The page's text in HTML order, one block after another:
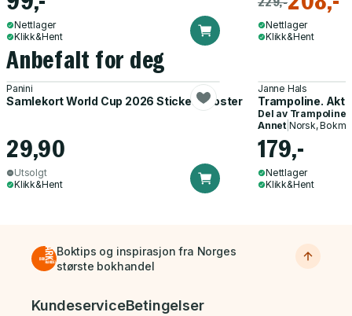
Nettlager
Klikk&Hent
Nettlager
Klikk&Hent
Anbefalt for deg
Panini
Samlekort World Cup 2026 Sticker Booster
29,90
Utsolgt
Klikk&Hent
Janne Hals
Trampoline.
Del av Trampoline
Annet| Norsk,
179,-
Nettlager
Klikk&Hent
Boktips og inspirasjon fra Norges
største bokhandel
Bunnmeny
KundeserviceBetingelser